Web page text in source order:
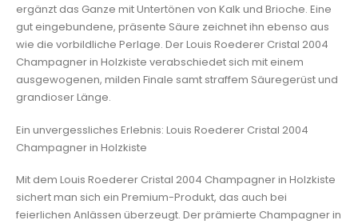
ergänzt das Ganze mit Untertönen von Kalk und Brioche. Eine
gut eingebundene, präsente Säure zeichnet ihn ebenso aus
wie die vorbildliche Perlage. Der Louis Roederer Cristal 2004
Champagner in Holzkiste verabschiedet sich mit einem
ausgewogenen, milden Finale samt straffem Säuregerüst und
grandioser Länge.
Ein unvergessliches Erlebnis: Louis Roederer Cristal 2004
Champagner in Holzkiste
Mit dem Louis Roederer Cristal 2004 Champagner in Holzkiste
sichert man sich ein Premium-Produkt, das auch bei
feierlichen Anlässen überzeugt. Der prämierte Champagner in